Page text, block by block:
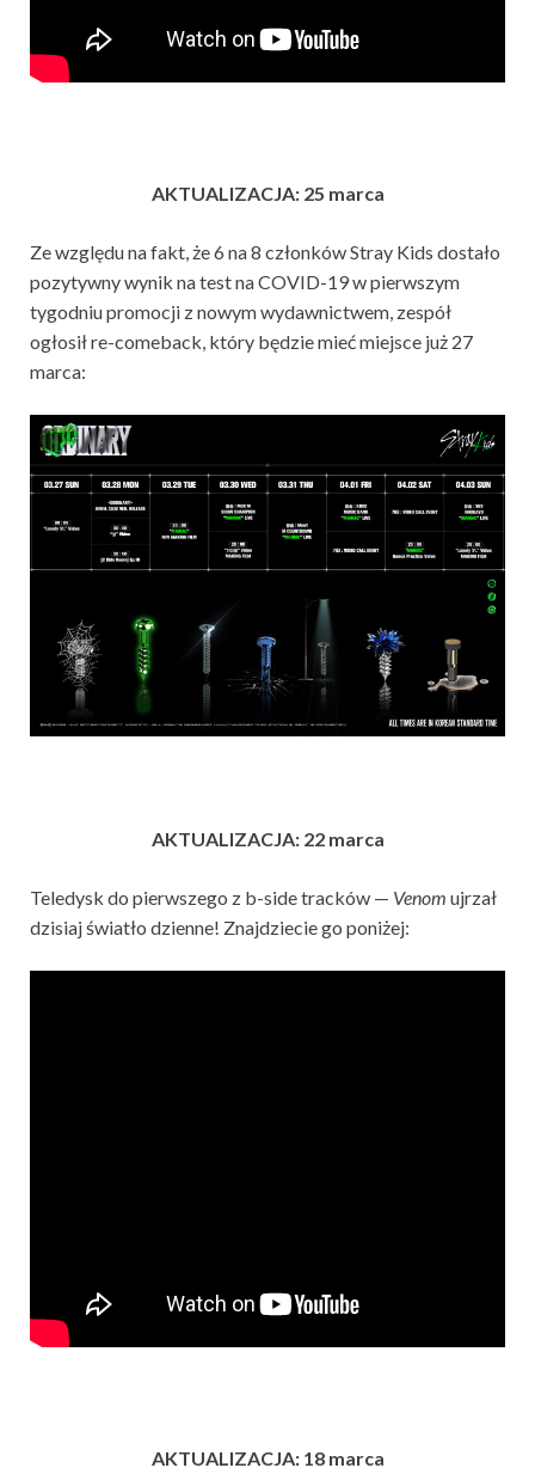
AKTUALIZACJA: 25 marca
Ze względu na fakt, że 6 na 8 członków Stray Kids dostało
pozytywny wynik na test na COVID-19 w pierwszym
tygodniu promocji z nowym wydawnictwem, zespół
ogłosił re-comeback, który będzie mieć miejsce już 27
marca:
AKTUALIZACJA: 22 marca
Teledysk do pierwszego z b-side tracków — Venom ujrzał
dzisiaj światło dzienne! Znajdziecie go poniżej:
AKTUALIZACJA: 18 marca